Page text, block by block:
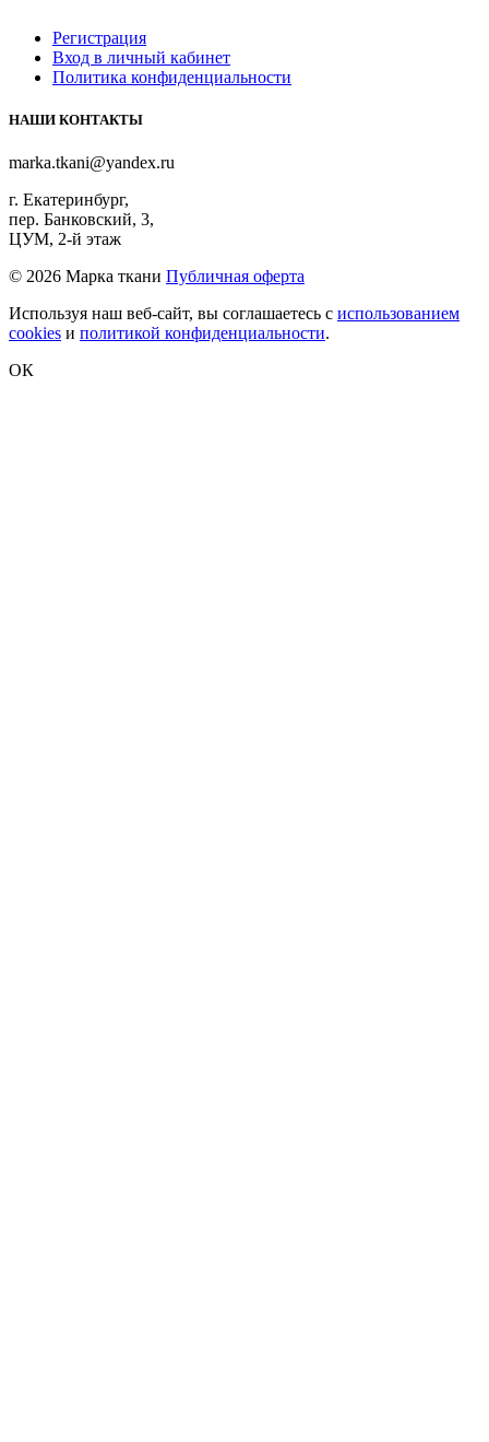
Регистрация
Вход в личный кабинет
Политика конфиденциальности
НАШИ КОНТАКТЫ
marka.tkani@yandex.ru
г. Екатеринбург,
пер. Банковский, 3,
ЦУМ, 2-й этаж
© 2026 Марка ткани Публичная оферта
Используя наш веб-сайт, вы соглашаетесь с использованием
cookies и политикой конфиденциальности.
ОК